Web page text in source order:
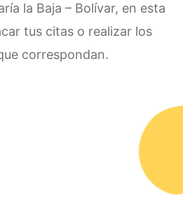
la Baja – Bolívar, en esta
tus citas o realizar los
correspondan.